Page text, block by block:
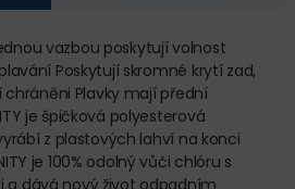
vazbou poskytují volnost
Poskytují skromné krytí zad,
Plavky mají přední
je špičková polyesterová
z plastových lahví na konci
je 100% odolný vůči chlóru s
dává nový život odpadním